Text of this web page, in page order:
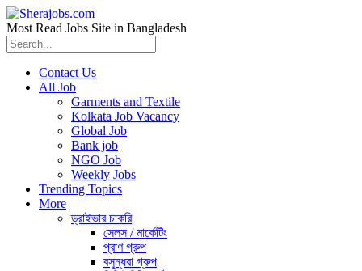
Most Read Jobs Site in Bangladesh
Contact Us
All Job
Garments and Textile
Kolkata Job Vacancy
Global Job
Bank job
NGO Job
Weekly Jobs
Trending Topics
More
ড্রাইভার চাকরি
সেলস / মার্কেটিং
প্রাণ গ্রুপ
বসুন্ধরা গ্রুপ